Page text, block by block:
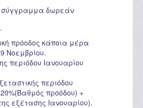
σύγγραμμα δωρεάν
.
πρόοδος κάποια μέρα
Νοεμβρίου.
περιόδου Ιανουαρίου
περιόδου
προόδου) +
εξέτασης Ιανουαρίου).